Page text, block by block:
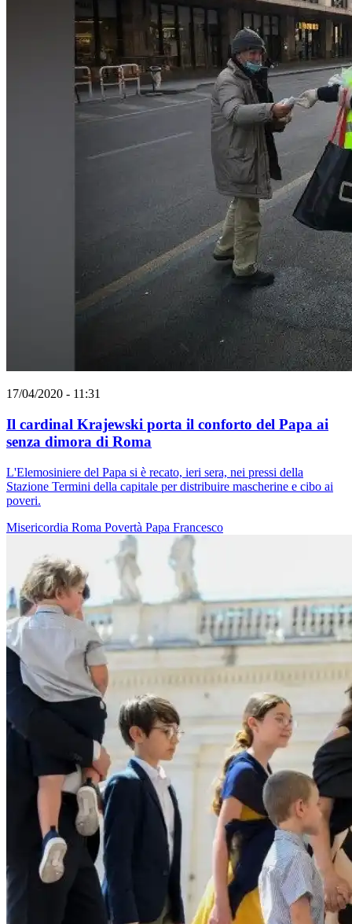
17/04/2020 - 11:31
Il cardinal Krajewski porta il conforto del Papa ai
senza dimora di Roma
L'Elemosiniere del Papa si è recato, ieri sera, nei pressi della
Stazione Termini della capitale per distribuire mascherine e cibo ai
poveri.
Misericordia Roma Povertà Papa Francesco